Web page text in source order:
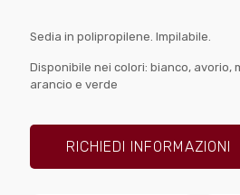
Sedia in polipropilene. Impilabile.
Disponibile nei colori: bianco, avorio,
arancio e verde
RICHIEDI INFORMAZIONI